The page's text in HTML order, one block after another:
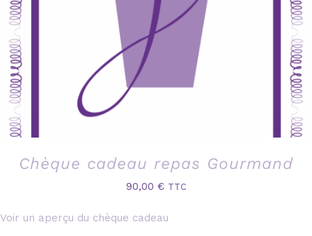
Chèque cadeau repas Gourmand
90,00 € TTC
Voir un aperçu du chèque cadeau